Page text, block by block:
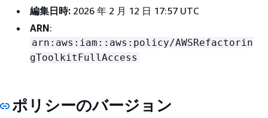
編集日時: 2026 年 2 月 12 日 17:57 UTC
ARN:
arn:aws:iam::aws:policy/AWSRefactorin
gToolkitFullAccess
ポリシーのバージョン